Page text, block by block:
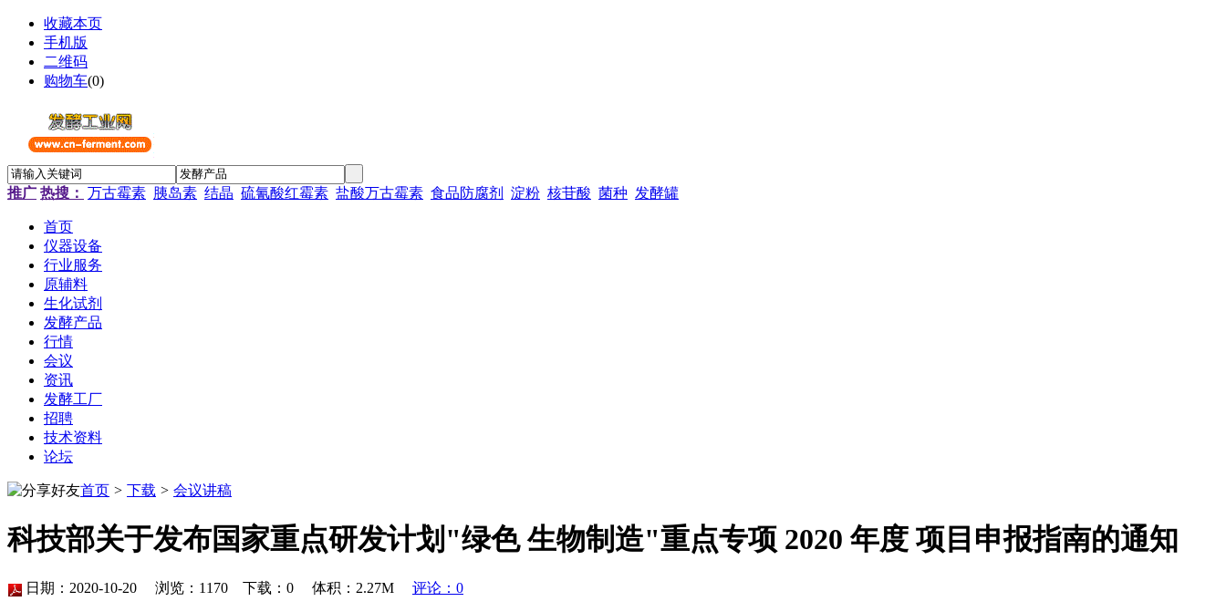
收藏本页
手机版
二维码
购物车(0)
推广 热搜： 万古霉素 胰岛素 结晶 硫氰酸红霉素 盐酸万古霉素 食品防腐剂 淀粉 核苷酸 菌种 发酵罐
首页
仪器设备
行业服务
原辅料
生化试剂
发酵产品
行情
会议
资讯
发酵工厂
招聘
技术资料
论坛
首页 > 下载 > 会议讲稿
科技部关于发布国家重点研发计划"绿色 生物制造"重点专项 2020 年度 项目申报指南的通知
日期：2020-10-20 浏览： 1170 下载： 0 体积：2.27M 评论：0